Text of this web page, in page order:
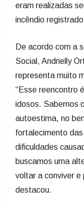
eram realizadas
incêndio
De acordo com a
Social, Andrielly
representa muito
“Esse reencontro
idosos. Sabemos
autoestima, no
fortalecimento
dificuldades
buscamos uma
voltar a conviver e
destacou.